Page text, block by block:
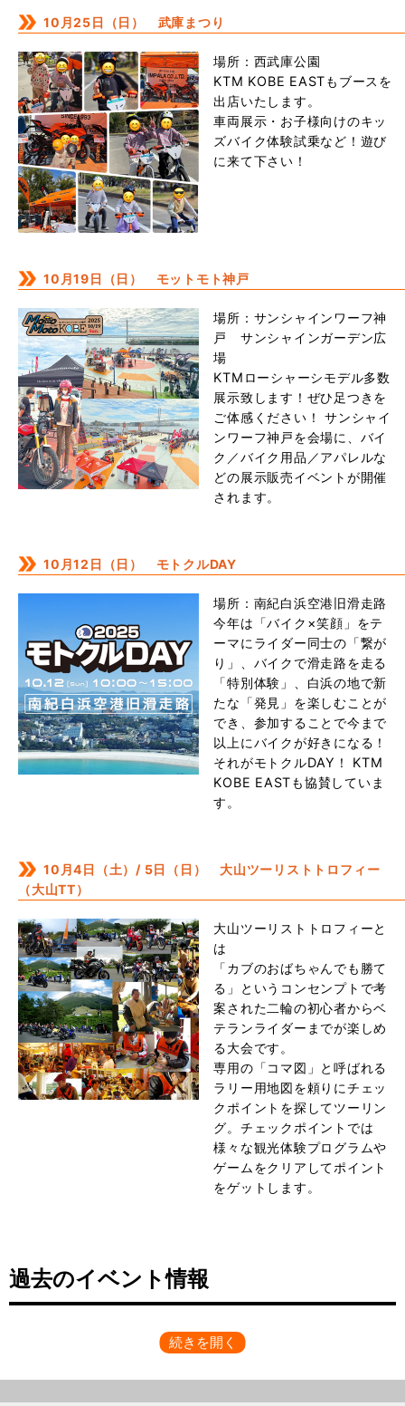
10月25日（日） 武庫まつり
場所：西武庫公園
KTM KOBE EASTもブースを
出店いたします。
車両展示・お子様向けのキッ
ズバイク体験試乗など！遊び
に来て下さい！
10月19日（日） モットモト神戸
場所：サンシャインワーフ神
戸 サンシャインガーデン広
場
KTMローシャーシモデル多数
展示致します！ぜひ足つきを
ご体感ください！ サンシャイ
ンワーフ神戸を会場に、バイ
ク／バイク用品／アパレルな
どの展示販売イベントが開催
されます。
10月12日（日） モトクルDAY
場所：南紀白浜空港旧滑走路
今年は「バイク×笑顔」をテ
ーマにライダー同士の「繋が
り」、バイクで滑走路を走る
「特別体験」、白浜の地で新
たな「発見」を楽しむことが
でき、参加することで今まで
以上にバイクが好きになる！
それがモトクルDAY！ KTM
KOBE EASTも協賛していま
す。
10月4日（土）/ 5日（日） 大山ツーリストトロフィー
（大山TT）
大山ツーリストトロフィーと
は
「カブのおばちゃんでも勝て
る」というコンセンプトで考
案された二輪の初心者からベ
テランライダーまでが楽しめ
る大会です。
専用の「コマ図」と呼ばれる
ラリー用地図を頼りにチェッ
クポイントを探してツーリン
グ。チェックポイントでは
様々な観光体験プログラムや
ゲームをクリアしてポイント
をゲットします。
過去のイベント情報
ORANGE BLOODミーティングin三木